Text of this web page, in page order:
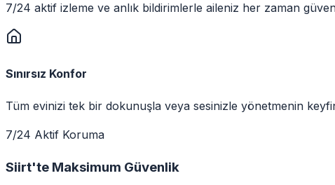
7/24 aktif izleme ve anlık bildirimlerle aileniz her zaman
Sınırsız Konfor
Tüm evinizi tek bir dokunuşla veya sesinizle yönetmenin
7/24 Aktif Koruma
Siirt'te Maksimum Güvenlik